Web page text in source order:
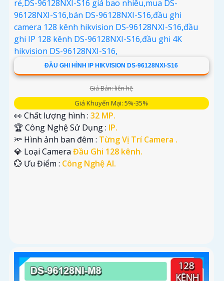
ĐẦU GHI HÌNH IP HIKVISION DS-96128NXI-S16
Giá Bán: liên hệ
Giá Khuyến Mại: 5%-35%
👀 Chất lượng hình : 32 MP.
🏆 Công Nghệ Sử Dụng : IP.
🔦 Hình ảnh ban đêm : Từng Vị Trí Camera .
💎 Loại Camera Đầu Ghi 128 kênh.
️💮 Ưu Điểm : Công Nghệ AI.